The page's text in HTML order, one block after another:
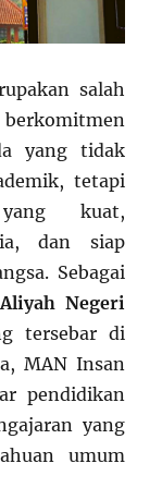
salah
yang tidak
tetapi
kuat,
dan siap
Sebagai
Negeri
tersebar di
MAN Insan
pendidikan
yang
umum